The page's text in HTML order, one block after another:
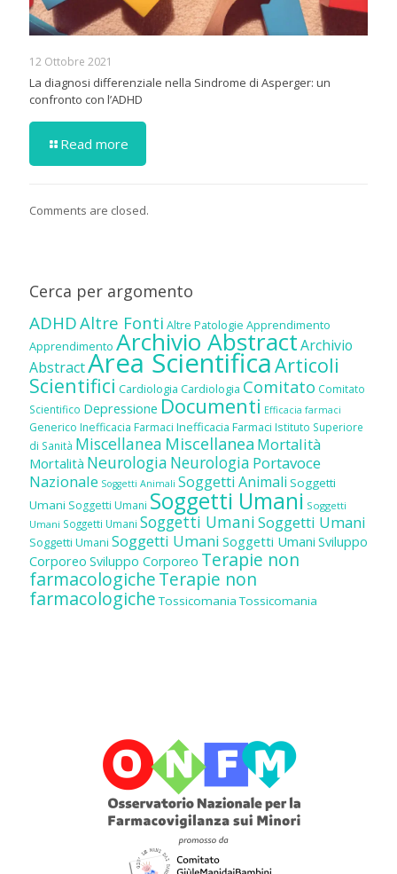
12 Ottobre 2021
La diagnosi differenziale nella Sindrome di Asperger: un
confronto con l’ADHD
Read more
Comments are closed.
Cerca per argomento
ADHDAltre Fonti Altre Patologie Apprendimento
Apprendimento Archivio AbstractArchivio
AbstractArea ScientificaArticoli
Scientifici Cardiologia Cardiologia Comitato Comitato
Scientifico Depressione Documenti Efficacia farmaci
Generico Inefficacia Farmaci Inefficacia Farmaci Istituto Superiore
di Sanità Miscellanea Miscellanea Mortalità
Mortalità Neurologia Neurologia Portavoce
Nazionale Soggetti Animali Soggetti Animali Soggetti
Umani Soggetti Umani Soggetti Umani Soggetti
Umani Soggetti Umani Soggetti UmaniSoggetti Umani
Soggetti Umani Soggetti Umani Soggetti Umani Sviluppo
Corporeo Sviluppo Corporeo Terapie non
farmacologicheTerapie non
farmacologiche Tossicomania Tossicomania